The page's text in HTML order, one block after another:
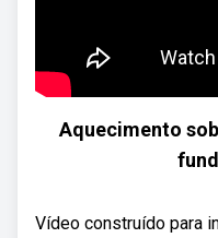
Aquecimento
Vídeo construído para